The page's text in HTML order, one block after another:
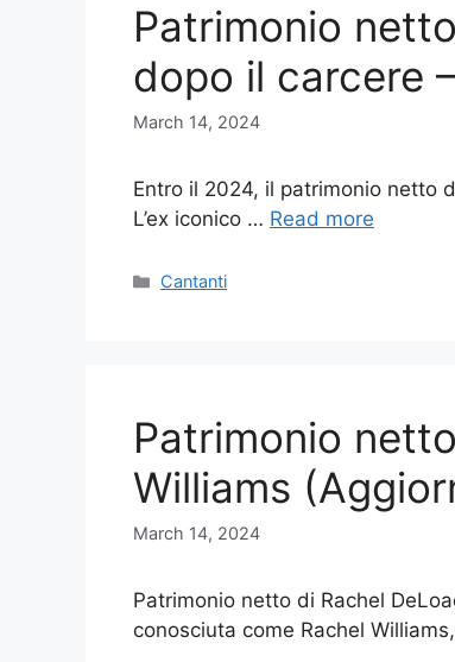
Patrimonio
dopo il carcere
March 14, 2024
Entro il 2024, il patrimonio netto
L’ex iconico … Read more
Categories
Cantanti
Patrimonio
Williams
March 14, 2024
Patrimonio netto di Rachel
conosciuta come Rachel